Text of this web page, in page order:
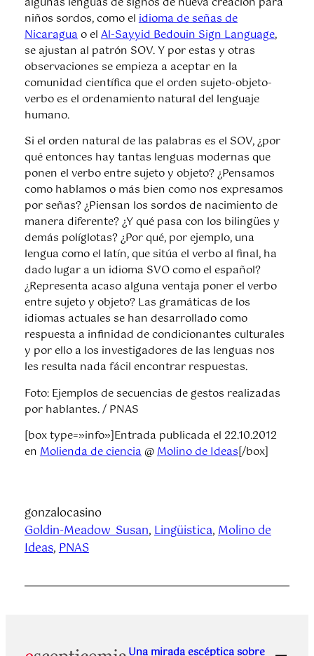
niños sordos, como elidioma de señas de
Nicaraguao elAl-Sayyid Bedouin Sign Language,
se ajustan al patrón SOV. Y por estas y otras
observaciones se empieza a aceptar en la
comunidad científica que el orden sujeto-objeto-
verbo es el ordenamiento natural del lenguaje
humano.
Si el orden natural de las palabras es el SOV, ¿por
qué entonces hay tantas lenguas modernas que
ponen el verbo entre sujeto y objeto? ¿Pensamos
como hablamos o más bien como nos expresamos
por señas? ¿Piensan los sordos de nacimiento de
manera diferente? ¿Y qué pasa con los bilingües y
demás políglotas? ¿Por qué, por ejemplo, una
lengua como el latín, que sitúa el verbo al final, ha
dado lugar a un idioma SVO como el español?
¿Representa acaso alguna ventaja poner el verbo
entre sujeto y objeto? Las gramáticas de los
idiomas actuales se han desarrollado como
respuesta a infinidad de condicionantes culturales
y por ello a los investigadores de las lenguas nos
les resulta nada fácil encontrar respuestas.
Foto: Ejemplos de secuencias de gestos realizadas
por hablantes. / PNAS
[box type=»info»]Entrada publicada el 22.10.2012
enMolienda de ciencia@Molino de Ideas[/box]
gonzalocasino
Goldin-Meadow_Susan, Lingüistica, Molino de
Ideas, PNAS
Una mirada escéptica sobre